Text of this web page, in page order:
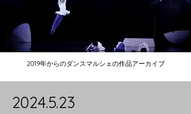
2019年からのダンスマルシェの作品アーカイブ
2024.5.23